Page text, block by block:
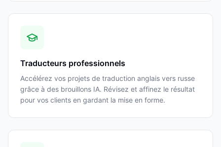
Traducteurs professionnels
Accélérez vos projets de traduction anglais vers russe
grâce à des brouillons IA. Révisez et affinez le résultat
pour vos clients en gardant la mise en forme.